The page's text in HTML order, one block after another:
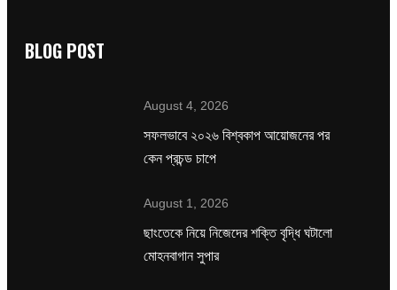
BLOG POST
August 4, 2026
সফলভাবে ২০২৬ বিশ্বকাপ আয়োজনের পর
কেন প্রচন্ড চাপে
August 1, 2026
ছাংতেকে নিয়ে নিজেদের শক্তি বৃদ্ধি ঘটালো
মোহনবাগান সুপার